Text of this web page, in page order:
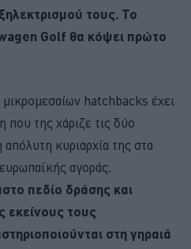
τους. Το
Golf θα κόψει πρώτο
hatchbacks έχει
της χάριζε τις δύο
κυριαρχία της στα
αγοράς,
πεδίο δράσης και
εκείνους τους
στη γηραιά